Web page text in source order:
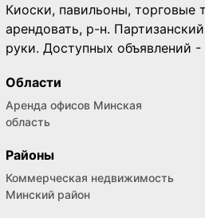
Киоски, павильоны, торговые
арендовать, р-н.
руки. Доступных объявлений -
Области
Аренда офисов Минская
область
Районы
Коммерческая недвижимость
Минский район